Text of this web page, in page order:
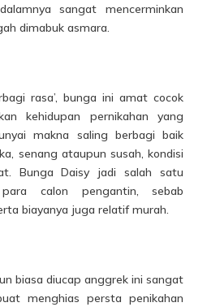
sangat mencerminkan
dimabuk asmara.
rasa’, bunga ini amat cocok
kehidupan pernikahan yang
makna saling berbagi baik
senang ataupun susah, kondisi
Bunga Daisy jadi salah satu
calon pengantin, sebab
biayanya juga relatif murah.
biasa diucap anggrek ini sangat
menghias persta penikahan